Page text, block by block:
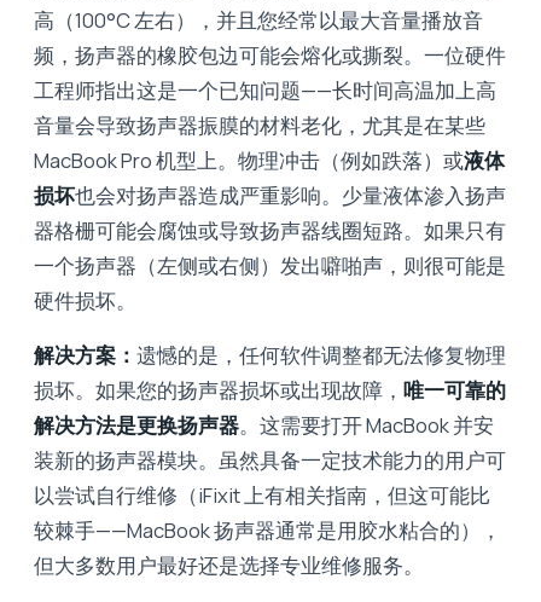
高（100°C 左右），并且您经常以最大音量播放音
频，扬声器的橡胶包边可能会熔化或撕裂。一位硬件
工程师指出这是一个已知问题——长时间高温加上高
音量会导致扬声器振膜的材料老化，尤其是在某些
MacBook Pro 机型上。物理冲击（例如跌落）或液体
损坏也会对扬声器造成严重影响。少量液体渗入扬声
器格栅可能会腐蚀或导致扬声器线圈短路。如果只有
一个扬声器（左侧或右侧）发出噼啪声，则很可能是
硬件损坏。
解决方案： 遗憾的是，任何软件调整都无法修复物理
损坏。如果您的扬声器损坏或出现故障， 唯一可靠的
解决方法是更换扬声器。这需要打开 MacBook 并安
装新的扬声器模块。虽然具备一定技术能力的用户可
以尝试自行维修（iFixit 上有相关指南，但这可能比
较棘手——MacBook 扬声器通常是用胶水粘合的），
但大多数用户最好还是选择专业维修服务。